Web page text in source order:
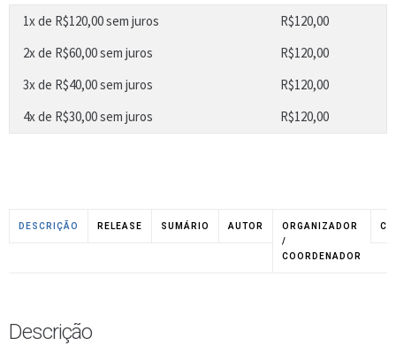
1x de R$120,00sem juros R$120,00
2x de R$60,00sem juros R$120,00
3x de R$40,00sem juros R$120,00
4x de R$30,00sem juros R$120,00
DESCRIÇÃO RELEASE SUMÁRIO AUTOR
ORGANIZADOR
/
COORDENADOR
Descrição